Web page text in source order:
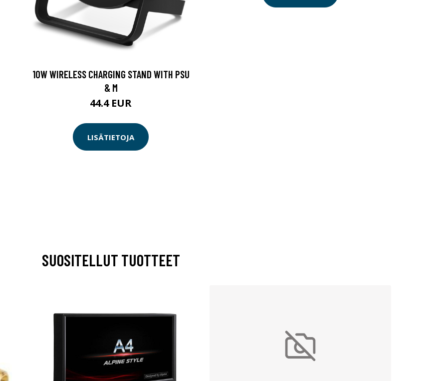
10W WIRELESS CHARGING STAND WITH PSU
& M
44.4 EUR
LISÄTIETOJA
SUOSITELLUT TUOTTEET